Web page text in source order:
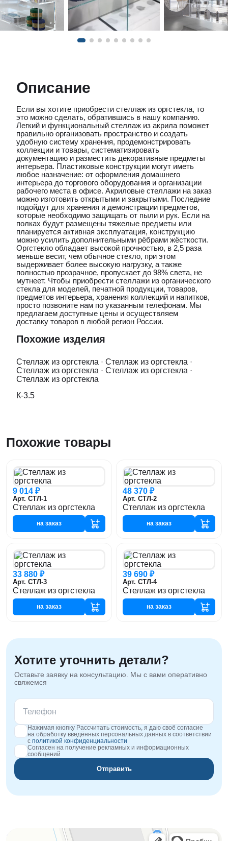
Описание
Если вы хотите приобрести стеллаж из оргстекла, то
это можно сделать, обратившись в нашу компанию.
Легкий и функциональный стеллаж из акрила поможет
правильно организовать пространство и создать
удобную систему хранения, продемонстрировать
коллекции и товары, систематизировать
документацию и разместить декоративные предметы
интерьера. Пластиковые конструкции могут иметь
любое назначение: от оформления домашнего
интерьера до торгового оборудования и организации
рабочего места в офисе. Акриловые стеллажи на заказ
можно изготовить открытыми и закрытыми. Последние
подойдут для хранения и демонстрации предметов,
которые необходимо защищать от пыли и рук. Если на
полках будут размещены тяжелые предметы или
планируется активная эксплуатация, конструкцию
можно усилить дополнительными рёбрами жёсткости.
Оргстекло обладает высокой прочностью, в 2,5 раза
меньше весит, чем обычное стекло, при этом
выдерживает более высокую нагрузку, а также
полностью прозрачное, пропускает до 98% света, не
мутнеет. Чтобы приобрести стеллажи из органического
стекла для моделей, печатной продукции, товаров,
предметов интерьера, хранения коллекций и напитков,
просто позвоните нам по указанным телефонам. Мы
предлагаем доступные цены и осуществляем
доставку товаров в любой регион России.
Похожие изделия
Стеллаж из оргстекла · Стеллаж из оргстекла ·
Стеллаж из оргстекла · Стеллаж из оргстекла ·
Стеллаж из оргстекла
К-3.5
Похожие товары
9 014 ₽
Арт. СТЛ-1
Стеллаж из оргстекла
на заказ
48 370 ₽
Арт. СТЛ-2
Стеллаж из оргстекла
на заказ
33 880 ₽
Арт. СТЛ-3
Стеллаж из оргстекла
на заказ
39 690 ₽
Арт. СТЛ-4
Стеллаж из оргстекла
на заказ
Хотите уточнить детали?
Оставьте заявку на консультацию. Мы с вами оперативно
свяжемся
Нажимая кнопку Рассчитать стоимость, я даю своё согласие
на обработку введённых персональных данных в соответствии
с политикой конфиденциальности
Согласен на получение рекламных и информационных
сообщений
Отправить
Orgplex
Оргстекло, поликарбонат в Лыткарине